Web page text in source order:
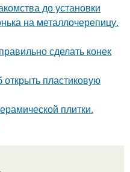
до установки
на металлочерепицу.
сделать конек
пластиковую
плитки.